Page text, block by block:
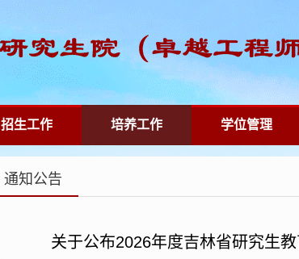
招生工作 培养工作 学位管理
通知公告
关于公布2026年度吉林省研究生